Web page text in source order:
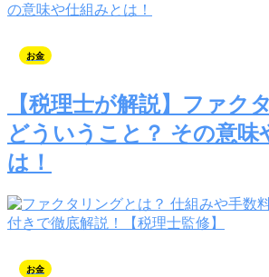
お金
【税理士が解説】ファク
どういうこと？ その意味
は！
お金